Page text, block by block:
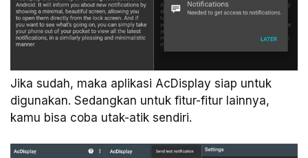
Jika sudah, maka aplikasi AcDisplay siap untuk
digunakan. Sedangkan untuk fitur-fitur lainnya,
kamu bisa coba utak-atik sendiri.